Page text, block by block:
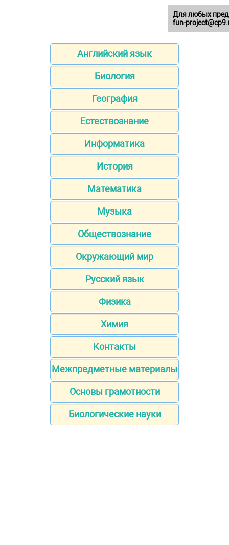
Английский язык
Биология
География
Естествознание
Информатика
История
Математика
Музыка
Обществознание
Окружающий мир
Русский язык
Физика
Химия
Контакты
Межпредметные материалы
Основы грамотности
Биологические науки
Для любых
fun-